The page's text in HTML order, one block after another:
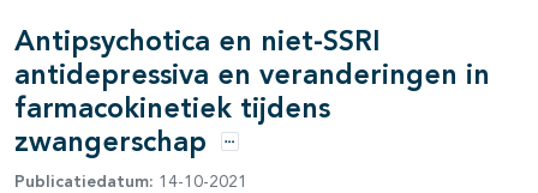
Antipsychotica en niet-SSRI
antidepressiva en veranderingen in
farmacokinetiek tijdens
zwangerschap
Opties
Publicatiedatum: 14-10-2021